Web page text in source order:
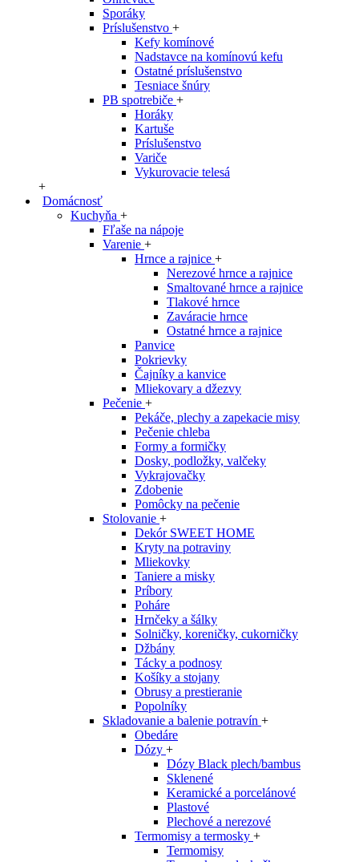
Sporáky
Príslušenstvo +
Kefy komínové
Nadstavce na komínovú kefu
Ostatné príslušenstvo
Tesniace šnúry
PB spotrebiče +
Horáky
Kartuše
Príslušenstvo
Variče
Vykurovacie telesá
+
Domácnosť
Kuchyňa +
Fľaše na nápoje
Varenie +
Hrnce a rajnice +
Nerezové hrnce a rajnice
Smaltované hrnce a rajnice
Tlakové hrnce
Zaváracie hrnce
Ostatné hrnce a rajnice
Panvice
Pokrievky
Čajníky a kanvice
Mliekovary a džezvy
Pečenie +
Pekáče, plechy a zapekacie misy
Pečenie chleba
Formy a formičky
Dosky, podložky, valčeky
Vykrajovačky
Zdobenie
Pomôcky na pečenie
Stolovanie +
Dekór SWEET HOME
Kryty na potraviny
Mliekovky
Taniere a misky
Príbory
Poháre
Hrnčeky a šálky
Solničky, koreničky, cukorničky
Džbány
Tácky a podnosy
Košíky a stojany
Obrusy a prestieranie
Popolníky
Skladovanie a balenie potravín +
Obedáre
Dózy +
Dózy Black plech/bambus
Sklenené
Keramické a porcelánové
Plastové
Plechové a nerezové
Termomisy a termosky +
Termomisy